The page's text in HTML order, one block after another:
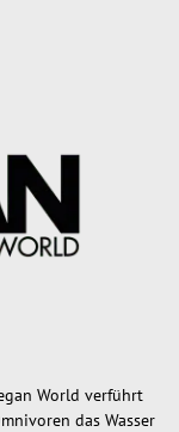
World verführt
das Wasser